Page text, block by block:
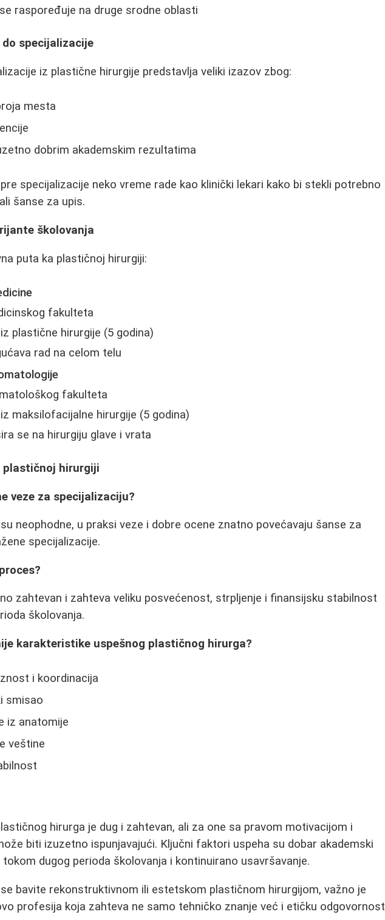
raspoređuje na druge srodne oblasti
specijalizacije
iz plastične hirurgije predstavlja veliki izazov zbog:
mesta
dobrim akademskim rezultatima
specijalizacije neko vreme rade kao klinički lekari kako bi stekli potrebno
šanse za upis.
školovanja
puta ka plastičnoj hirurgiji:
fakulteta
plastične hirurgije (5 godina)
rad na celom telu
fakulteta
maksilofacijalne hirurgije (5 godina)
se na hirurgiju glave i vrata
plastičnoj hirurgiji
veze za specijalizaciju?
neophodne, u praksi veze i dobre ocene znatno povećavaju šanse za
specijalizacije.
zahtevan i zahteva veliku posvećenost, strpljenje i finansijsku stabilnost
školovanja.
karakteristike uspešnog plastičnog hirurga?
i koordinacija
smisao
iz anatomije
veštine
hirurga je dug i zahtevan, ali za one sa pravom motivacijom i
biti izuzetno ispunjavajući. Ključni faktori uspeha su dobar akademski
dugog perioda školovanja i kontinuirano usavršavanje.
bavite rekonstruktivnom ili estetskom plastičnom hirurgijom, važno je
profesija koja zahteva ne samo tehničko znanje već i etičku odgovornost